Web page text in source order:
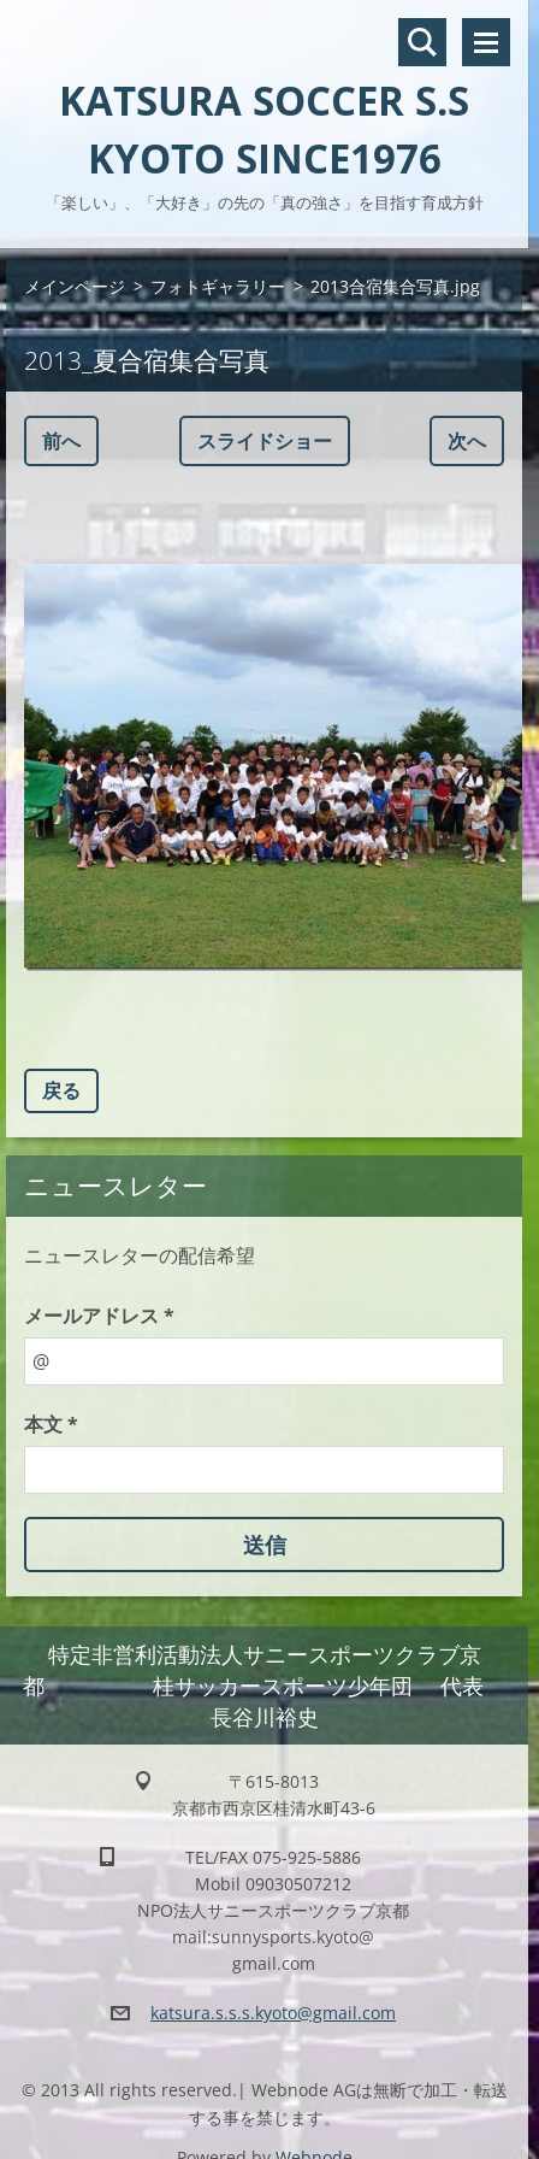
KATSURA SOCCER S.S
KYOTO SINCE1976
「楽しい」、「大好き」の先の「真の強さ」を目指す育成方針
メインページ > フォトギャラリー > 2013合宿集合写真.jpg
2013_夏合宿集合写真
前へ スライドショー 次へ
戻る
ニュースレター
ニュースレターの配信希望
メールアドレス *
本文 *
特定非営利活動法人サニースポーツクラブ京
都 桂サッカースポーツ少年団 代表
長谷川裕史
〒615-8013
京都市西京区桂清水町43-6
TEL/FAX 075-925-5886
Mobil 09030507212
NPO法人サニースポーツクラブ京都
mail:sunnysports.kyoto@
gmail.com
katsura.s.s.s.kyoto@gmail.com
© 2013 All rights reserved.| Webnode AGは無断で加工・転送
する事を禁じます。